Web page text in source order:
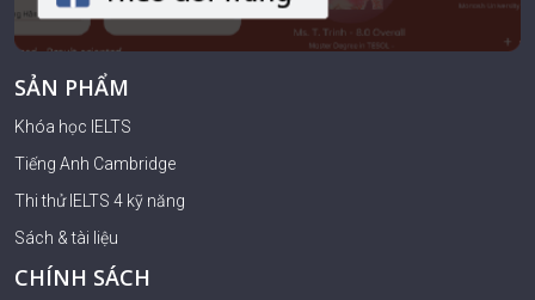
SẢN PHẨM
Khóa học IELTS
Tiếng Anh Cambridge
Thi thử IELTS 4 kỹ năng
Sách & tài liệu
CHÍNH SÁCH